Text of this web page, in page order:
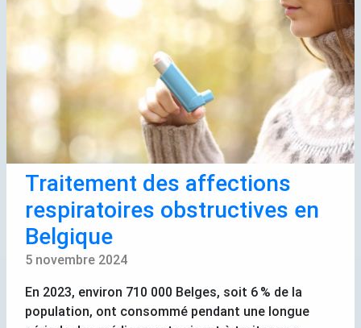
Traitement des affections
respiratoires obstructives en
Belgique
5 novembre 2024
En 2023, environ 710 000 Belges, soit 6 % de la
population, ont consommé pendant une longue